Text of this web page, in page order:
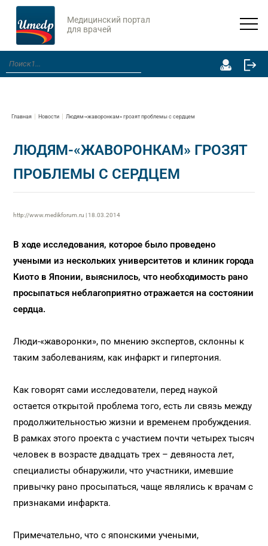
Медицинский портал
для врачей
Главная Новости Людям-«жаворонкам» грозят проблемы с сердцем
ЛЮДЯМ-«ЖАВОРОНКАМ» ГРОЗЯТ
ПРОБЛЕМЫ С СЕРДЦЕМ
http://www.medikforum.ru | 18.03.2014
В ходе исследования, которое было проведено
учеными из нескольких университетов и клиник города
Киото в Японии, выяснилось, что необходимость рано
просыпаться неблагоприятно отражается на состоянии
сердца.
Люди-«жаворонки», по мнению экспертов, склонны к
таким заболеваниям, как инфаркт и гипертония.
Как говорят сами исследователи, перед наукой
остается открытой проблема того, есть ли связь между
продолжительностью жизни и временем пробуждения.
В рамках этого проекта с участием почти четырех тысяч
человек в возрасте двадцать трех – девяноста лет,
специалисты обнаружили, что участники, имевшие
привычку рано просыпаться, чаще являлись к врачам с
признаками инфаркта.
Примечательно, что с японскими учеными,